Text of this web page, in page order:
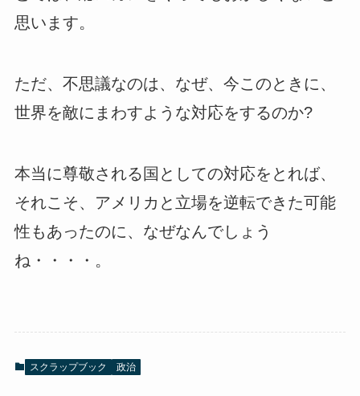
思います。
ただ、不思議なのは、なぜ、今このときに、
世界を敵にまわすような対応をするのか?
本当に尊敬される国としての対応をとれば、
それこそ、アメリカと立場を逆転できた可能
性もあったのに、なぜなんでしょう
ね・・・・。
スクラップブック 政治